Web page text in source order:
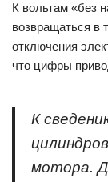
К вольтам «без
возвращаться в
отключения
что цифры
К
мотора.